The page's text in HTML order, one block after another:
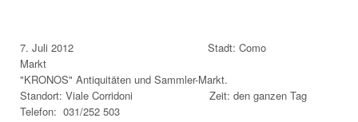
7. Juli 2012 Stadt: Como
Markt
"KRONOS" Antiquitäten und Sammler-Markt.
Standort: Viale Corridoni Zeit: den ganzen Tag
Telefon: 031/252 503